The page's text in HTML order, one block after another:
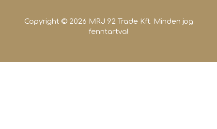
Copyright © 2026 MRJ 92 Trade Kft. Minden jog
fenntartva!